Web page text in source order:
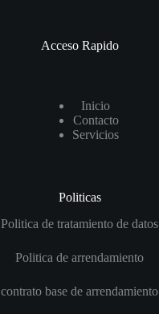
Acceso Rapido
Inicio
Contacto
Servicios
Politicas
Politica de tratamiento de datos
Politica de arrendamiento
contrato base de arrendamiento